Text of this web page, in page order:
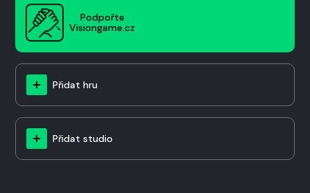
Podpořte
Visiongame.cz
Přidat hru
Přidat studio